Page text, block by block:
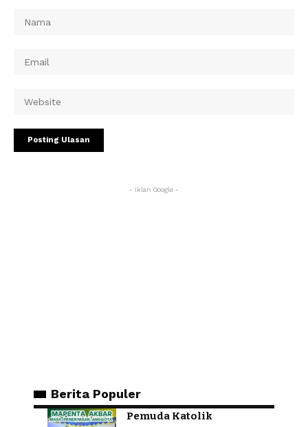
- Iklan Google -
Berita Populer
Pemuda Katolik